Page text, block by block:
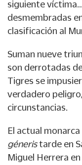
siguiente
desmembradas
clasificación al
Suman nueve
son derrotadas
Tigres se
verdadero
circunstancias.
El actual
géneristarde en
Miguel Herrera